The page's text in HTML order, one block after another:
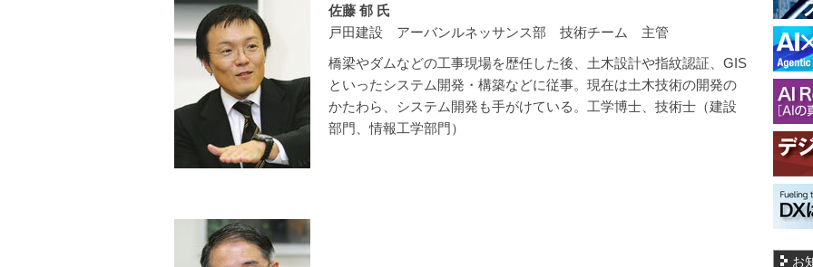
佐藤 郁 氏
戸田建設 アーバンルネッサンス部 技術チーム 主管
橋梁やダムなどの工事現場を歴任した後、土木設計や指紋認証、GIS
といったシステム開発・構築などに従事。現在は土木技術の開発の
かたわら、システム開発も手がけている。工学博士、技術士（建設
部門、情報工学部門）
お